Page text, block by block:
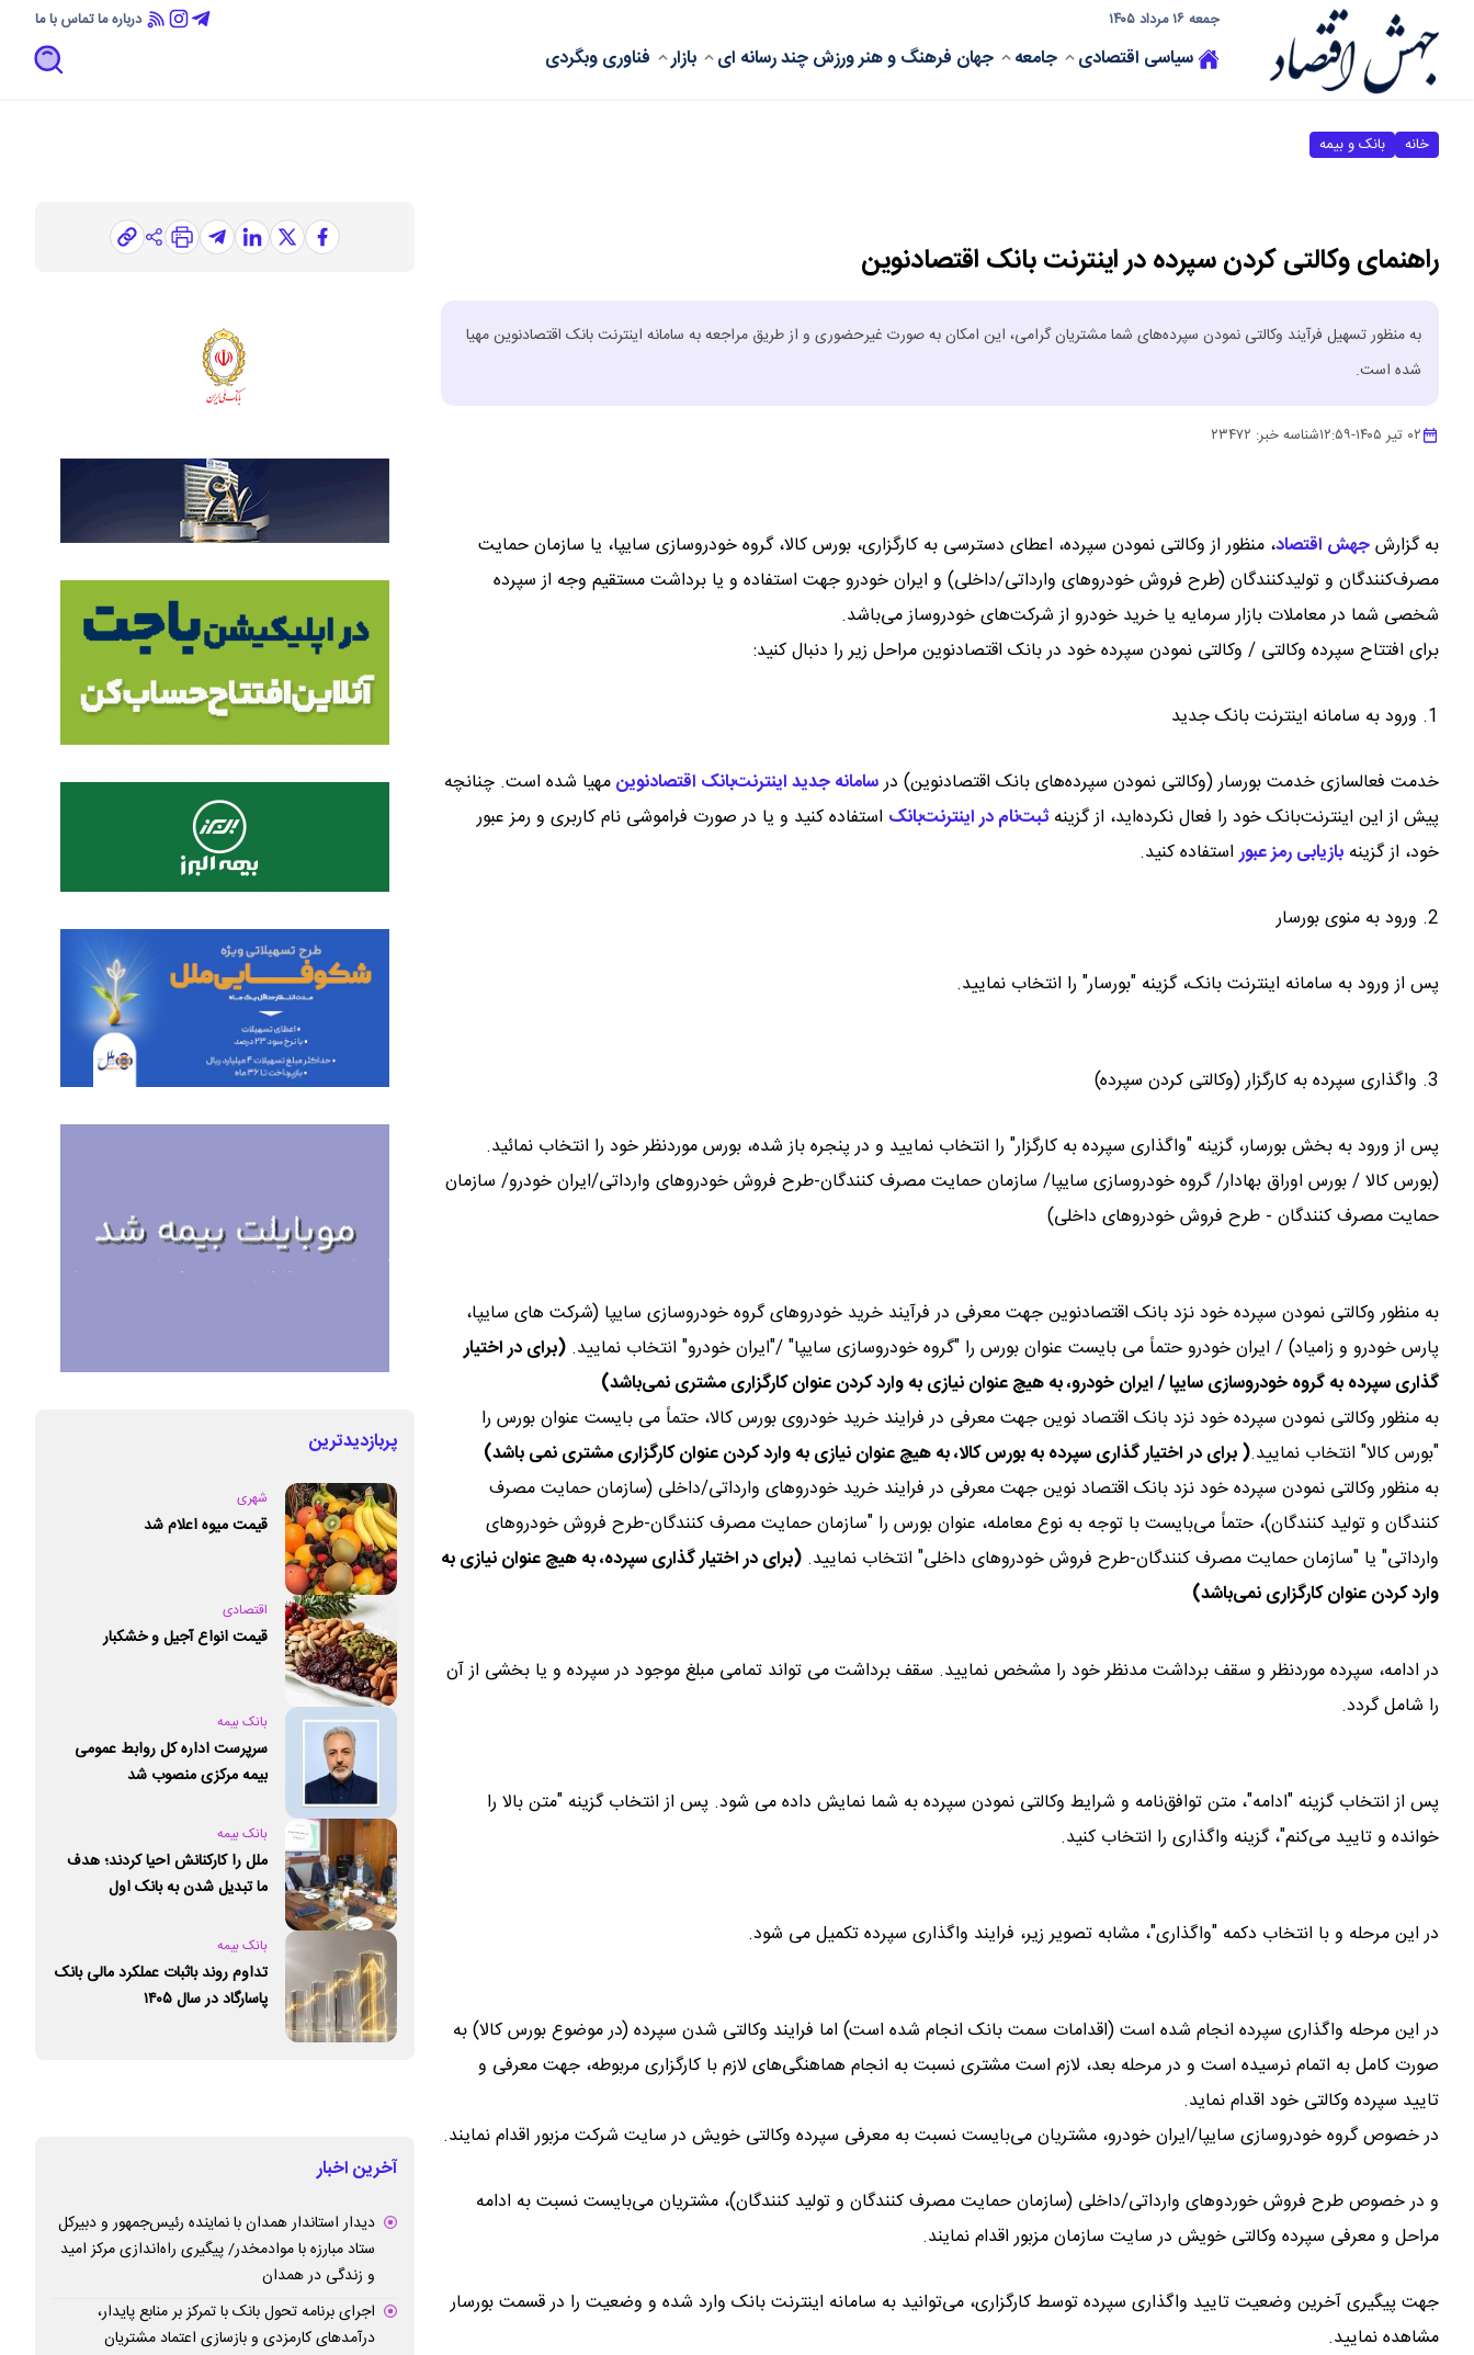
جمعه ۱۶ مرداد ۱۴۰۵ درباره ماتماس با ما
سیاسی اقتصادی جامعه جهان فرهنگ و هنرورزشچند رسانه ای بازار فناوریوبگردی
خانه بانک و بیمه
راهنمای وکالتی کردن سپرده در اینترنت بانک اقتصادنوین
به منظور تسهیل فرآیند وکالتی نمودن سپرده‌های شما مشتریان گرامی، این امکان به صورت غیرحضوری و از طریق مراجعه به سامانه اینترنت بانک اقتصادنوین مهیا
شده است.
۰۲ تیر ۱۴۰۵ -۱۲:۵۹شناسه خبر: ۲۳۴۷۲
به گزارشجهش اقتصاد، منظور از وکالتی نمودن سپرده، اعطای دسترسی به کارگزاری، بورس کالا، گروه خودروسازی سایپا، یا سازمان حمایت
مصرف‌کنندگان و تولیدکنندگان (طرح فروش خودروهای وارداتی/داخلی) و ایران خودرو جهت استفاده و یا برداشت مستقیم وجه از سپرده
شخصی شما در معاملات بازار سرمایه یا خرید خودرو از شرکت‌های خودروساز می‌باشد.
برای افتتاح سپرده وکالتی / وکالتی نمودن سپرده خود در بانک اقتصادنوین مراحل زیر را دنبال کنید:
1. ورود به سامانه اینترنت بانک جدید
خدمت فعالسازی خدمت بورسار (وکالتی نمودن سپرده‌های بانک اقتصادنوین) درسامانه جدید اینترنت‌بانک اقتصادنوینمهیا شده است. چنانچه
پیش از این اینترنت‌بانک خود را فعال نکرده‌اید، از گزینه ثبت‌نام در اینترنت‌بانک استفاده کنید و یا در صورت فراموشی نام کاربری و رمز عبور
خود، از گزینه بازیابی رمز عبوراستفاده کنید.
2. ورود به منوی بورسار
پس از ورود به سامانه اینترنت بانک، گزینه "بورسار" را انتخاب نمایید.
3. واگذاری سپرده به کارگزار (وکالتی کردن سپرده)
پس از ورود به بخش بورسار، گزینه "واگذاری سپرده به کارگزار" را انتخاب نمایید و در پنجره باز شده، بورس موردنظر خود را انتخاب نمائید.
(بورس کالا / بورس اوراق بهادار/ گروه خودروسازی سایپا/ سازمان حمایت مصرف کنندگان-طرح فروش خودروهای وارداتی/ایران خودرو/ سازمان
حمایت مصرف کنندگان - طرح فروش خودروهای داخلی)
به منظور وکالتی نمودن سپرده خود نزد بانک اقتصادنوین جهت معرفی در فرآیند خرید خودروهای گروه خودروسازی سایپا (شرکت های سایپا،
پارس خودرو و زامیاد) / ایران خودرو حتماً می بایست عنوان بورس را "گروه خودروسازی سایپا" /"ایران خودرو" انتخاب نمایید. (برای در اختیار
گذاری سپرده به گروه خودروسازی سایپا / ایران خودرو، به هیچ عنوان نیازی به وارد کردن عنوان کارگزاری مشتری نمی‌باشد)
به منظور وکالتی نمودن سپرده خود نزد بانک اقتصاد نوین جهت معرفی در فرایند خرید خودروی بورس کالا، حتماً می بایست عنوان بورس را
"بورس کالا" انتخاب نمایید.( برای در اختیار گذاری سپرده به بورس کالا، به هیچ عنوان نیازی به وارد کردن عنوان کارگزاری مشتری نمی باشد)
به منظور وکالتی نمودن سپرده خود نزد بانک اقتصاد نوین جهت معرفی در فرایند خرید خودروهای وارداتی/داخلی (سازمان حمایت مصرف
کنندگان و تولید کنندگان)، حتماً می‌بایست با توجه به نوع معامله، عنوان بورس را "سازمان حمایت مصرف کنندگان-طرح فروش خودروهای
وارداتی" یا "سازمان حمایت مصرف کنندگان-طرح فروش خودروهای داخلی" انتخاب نمایید. (برای در اختیار گذاری سپرده، به هیچ عنوان نیازی به
وارد کردن عنوان کارگزاری نمی‌باشد)
در ادامه، سپرده موردنظر و سقف برداشت مدنظر خود را مشخص نمایید. سقف برداشت می تواند تمامی مبلغ موجود در سپرده و یا بخشی از آن
را شامل گردد.
پس از انتخاب گزینه "ادامه"، متن توافق‌نامه و شرایط وکالتی نمودن سپرده به شما نمایش داده می شود. پس از انتخاب گزینه "متن بالا را
خوانده و تایید می‌کنم"، گزینه واگذاری را انتخاب کنید.
در این مرحله و با انتخاب دکمه "واگذاری"، مشابه تصویر زیر، فرایند واگذاری سپرده تکمیل می شود.
در این مرحله واگذاری سپرده انجام شده است (اقدامات سمت بانک انجام شده است) اما فرایند وکالتی شدن سپرده (در موضوع بورس کالا) به
صورت کامل به اتمام نرسیده است و در مرحله بعد، لازم است مشتری نسبت به انجام هماهنگی‌های لازم با کارگزاری مربوطه، جهت معرفی و
تایید سپرده وکالتی خود اقدام نماید.
در خصوص گروه خودروسازی سایپا/ایران خودرو، مشتریان می‌بایست نسبت به معرفی سپرده وکالتی خویش در سایت شرکت مزبور اقدام نمایند.
و در خصوص طرح فروش خوردوهای وارداتی/داخلی (سازمان حمایت مصرف کنندگان و تولید کنندگان)، مشتریان می‌بایست نسبت به ادامه
مراحل و معرفی سپرده وکالتی خویش در سایت سازمان مزبور اقدام نمایند.
جهت پیگیری آخرین وضعیت تایید واگذاری سپرده توسط کارگزاری، می‌توانید به سامانه اینترنت بانک وارد شده و وضعیت را در قسمت بورسار
مشاهده نمایید.
پربازدیدترین
شهری
قیمت میوه اعلام شد
اقتصادی
قیمت انواع آجیل و خشکبار
بانک بیمه
سرپرست اداره کل روابط عمومی
بیمه مرکزی منصوب شد
بانک بیمه
ملل را کارکنانش احیا کردند؛ هدف
ما تبدیل شدن به بانک اول
بانک بیمه
تداوم روند باثبات عملکرد مالی بانک
پاسارگاد در سال ۱۴۰۵
آخرین اخبار
دیدار استاندار همدان با نماینده رئیس‌جمهور و دبیرکل
ستاد مبارزه با موادمخدر/ پیگیری راه‌اندازی مرکز امید
و زندگی در همدان
اجرای برنامه تحول بانک با تمرکز بر منابع پایدار،
درآمدهای کارمزدی و بازسازی اعتماد مشتریان